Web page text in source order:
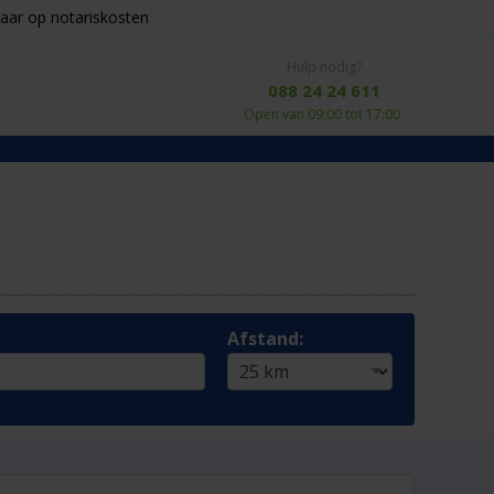
op notariskosten
088 24 24 611
Open van 09:00 tot 17:00
Afstand: